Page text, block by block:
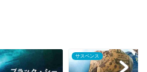
サスペンス